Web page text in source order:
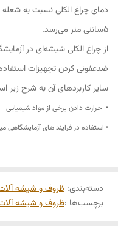
دمای چراغ الکلی نسبت به شعله
۵سانتی متر می‌رسد.
از چراغ الکلی شيشه‌ای در
ضدعفونی کردن تجهیزات
سایر کاربردهای آن به شرح زیر
• حرارت دادن برخی از مواد شیمیایی
• استفاده در فرایند های آزمایشگاهی
دسته‌بندی: ظروف و شیشه
برچسب‌ها :ظروف و شیشه